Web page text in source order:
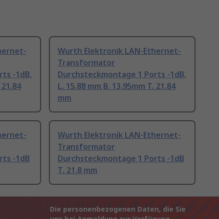
-1dB,
Wurth Elektronik LAN-Ethernet-
Transformator
Durchsteckmontage 1 Ports -1dB,
L. 15.88 mm B. 13.95mm T. 21.84
mm
-1dB
Wurth Elektronik LAN-Ethernet-
Transformator
Durchsteckmontage 1 Ports -1dB
T. 21.8 mm
Die personenbezogenen Daten, die Sie